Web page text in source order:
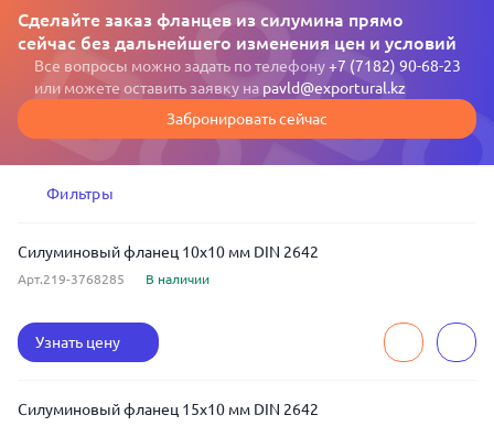
Сделайте заказ фланцев из силумина прямо
сейчас без дальнейшего изменения цен и условий
Все вопросы можно задать по телефону+7 (7182) 90-68-23
или можете оставить заявку на pavld@exportural.kz
Забронировать сейчас
Фильтры
Силуминовый фланец 10x10 мм DIN 2642
Арт.219-3768285 В наличии
Узнать цену
Силуминовый фланец 15x10 мм DIN 2642